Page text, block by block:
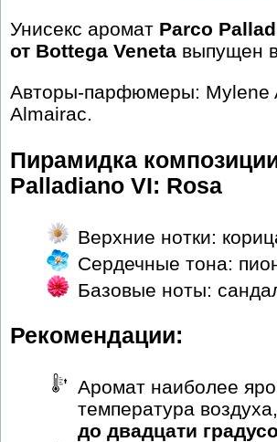
Унисекс аромат Parco
от Bottega Veneta выпущен
Авторы-парфюмеры: Mylene
Almairac.
Пирамидка
Palladiano VI: Rosa
Верхние нотки:
Сердечные тона:
Базовые ноты:
Рекомендации:
Аромат наиболее
температура
до двадцати